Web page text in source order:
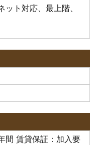
ット対応、最上階、
間 賃貸保証：加入要